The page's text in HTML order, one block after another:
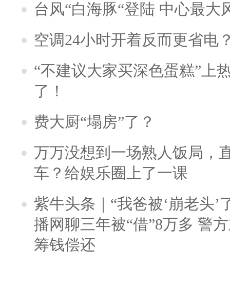
台风“白海豚“登陆 中心最大
空调24小时开着反而更省电
“不建议大家买深色蛋糕”上
了！
费大厨“塌房”了？
万万没想到一场熟人饭局，
车？给娱乐圈上了一课
紫牛头条｜“我爸被‘崩老头’
播网聊三年被“借”8万多 警
筹钱偿还